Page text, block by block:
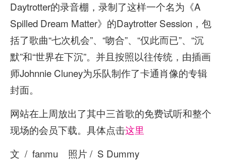
Daytrotter的录音棚，录制了这样一个名为《A
Spilled Dream Matter》的Daytrotter Session，包
括了歌曲“七次机会”、“吻合”、“仅此而已”、“沉
默”和“世界在下沉”。并且按照以往传统，由插画
师Johnnie Cluney为乐队制作了卡通肖像的专辑
封面。
网站在上周放出了其中三首歌的免费试听和整个
现场的会员下载。具体点击这里
文 / fanmu 照片 / S Dummy